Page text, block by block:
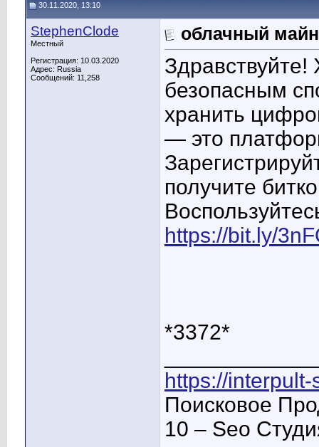
30.11.2020, 13:10
StephenClode
Местный
Регистрация: 10.03.2020
Адрес: Russia
Сообщений: 11,258
облачный
безопасным
хранить
— это
получите
https://bit.ly/
*3372*
https://
Поисковое
10 – Seo